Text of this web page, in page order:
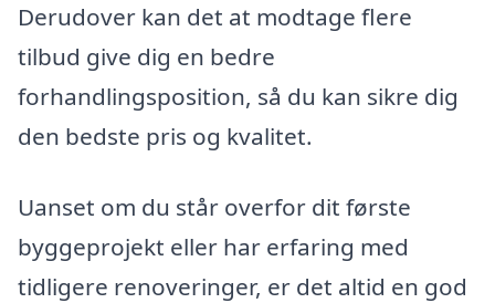
Derudover kan det at modtage flere
tilbud give dig en bedre
forhandlingsposition, så du kan sikre dig
den bedste pris og kvalitet.
Uanset om du står overfor dit første
byggeprojekt eller har erfaring med
tidligere renoveringer, er det altid en god